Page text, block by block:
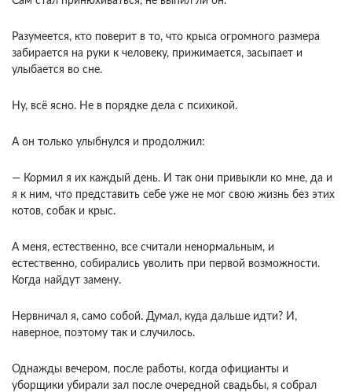
Разумеется, кто поверит в то, что крыса огромного размера
забирается на руки к человеку, прижимается, засыпает и
улыбается во сне.
Ну, всё ясно. Не в порядке дела с психикой.
А он только улыбнулся и продолжил:
— Кормил я их каждый день. И так они привыкли ко мне, да и
я к ним, что представить себе уже не мог свою жизнь без этих
котов, собак и крыс.
А меня, естественно, все считали ненормальным, и
естественно, собирались уволить при первой возможности.
Когда найдут замену.
Нервничал я, само собой. Думал, куда дальше идти? И,
наверное, поэтому так и случилось.
Однажды вечером, после работы, когда официанты и
уборщики убирали зал после очередной свадьбы, я собрал